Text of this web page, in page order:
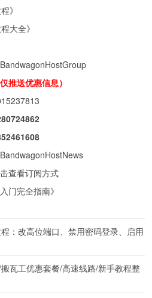
》
大全》
推送优惠信息）
查看订阅方式
门完全指南》
：改高位端口、禁用密码登录、启用
瓦工优惠套餐/高速线路/新手教程整